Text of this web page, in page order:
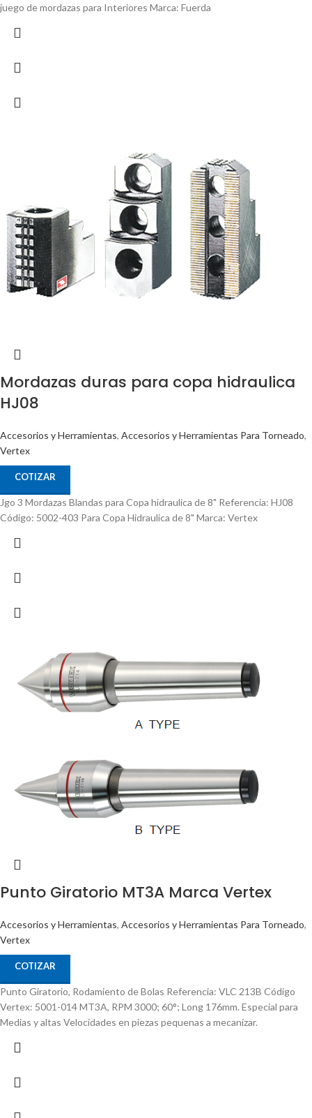
juego de mordazas para Interiores Marca: Fuerda
Mordazas duras para copa hidraulica
HJ08
Accesorios y Herramientas, Accesorios y Herramientas Para Torneado,
Vertex
COTIZAR
Jgo 3 Mordazas Blandas para Copa hidraulica de 8" Referencia: HJ08
Código: 5002-403 Para Copa Hidraulica de 8" Marca: Vertex
Punto Giratorio MT3A Marca Vertex
Accesorios y Herramientas, Accesorios y Herramientas Para Torneado,
Vertex
COTIZAR
Punto Giratorio, Rodamiento de Bolas Referencia: VLC 213B Código
Vertex: 5001-014 MT3A, RPM 3000; 60°; Long 176mm. Especial para
Medias y altas Velocidades en piezas pequenas a mecanizar.